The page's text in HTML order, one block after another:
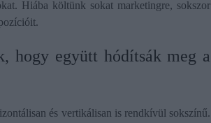
Hiába költünk sokat marketingre, sokszor
hogy együtt hódítsák meg a
és vertikálisan is rendkívül sokszínű.